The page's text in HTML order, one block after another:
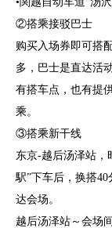
②搭乘接驳巴士
购买入场券即可搭
多，巴士是直达活
有搭车点，也有提
乘。
③搭乘新干线
东京-越后汤泽站，
駅”下车后，换搭
达会场。
越后汤泽站～会场